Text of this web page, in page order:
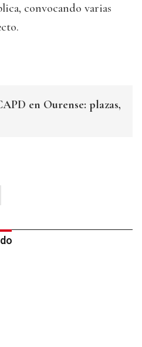
convocando varias
en Ourense: plazas,